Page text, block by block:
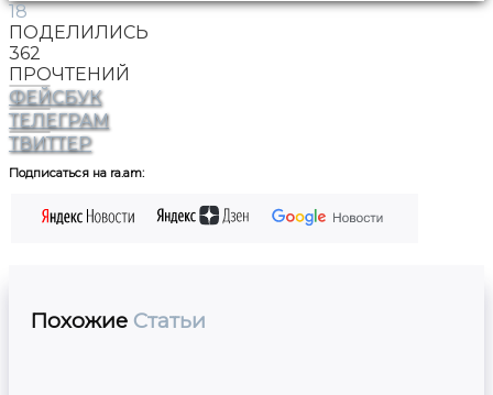
18
ПОДЕЛИЛИСЬ
362
ПРОЧТЕНИЙ
ФЕЙСБУК
ТЕЛЕГРАМ
ТВИТТЕР
Подписаться на ra.am:
Похожие Статьи